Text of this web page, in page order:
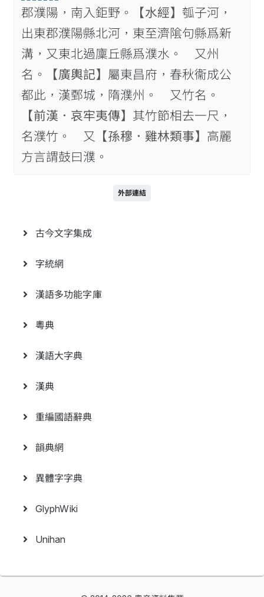
郡濮陽，南入鉅野。
【水經】 瓠子河，
出東郡濮陽縣北河，東至濟隂句縣爲新
溝，又東北過廩丘縣爲濮水。 又州
名。
【廣輿記】 屬東昌府，春秋衞成公
都此，漢鄄城，隋濮州。 又竹名。
【前漢．哀牢夷傳】 其竹節相去一尺，
名濮竹。 又
【孫穆．雞林類事】 高麗
方言謂鼓曰濮。
外部連結
古今文字集成
字統網
漢語多功能字庫
粵典
漢語大字典
漢典
重編國語辭典
韻典網
異體字字典
GlyphWiki
Unihan